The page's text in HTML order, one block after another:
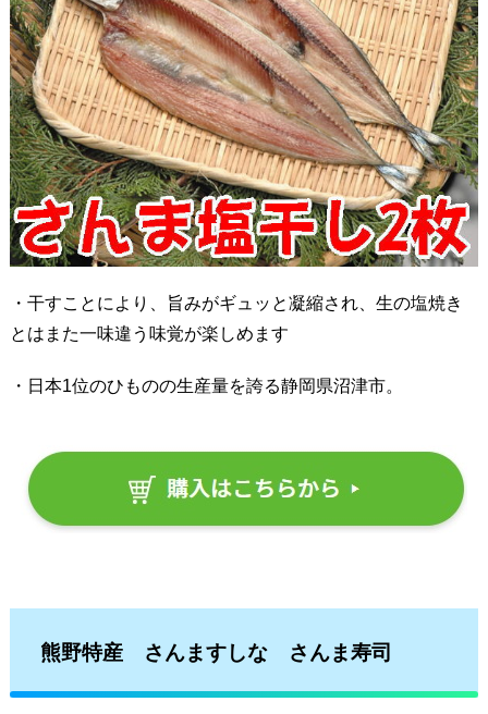
・干すことにより、旨みがギュッと凝縮され、生の塩焼き
とはまた一味違う味覚が楽しめます
・日本1位のひものの生産量を誇る静岡県沼津市。
熊野特産 さんますしな さんま寿司